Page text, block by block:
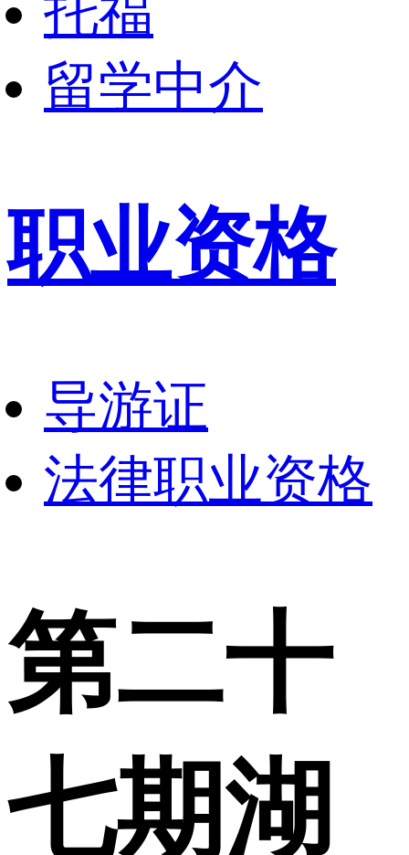
托福
留学中介
职业资格
导游证
法律职业资格
第二十
七期湖